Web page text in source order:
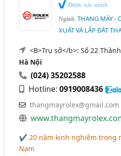
Được xác minh
Ngành:THANG MÁY -
XUẤT VÀ LẮP ĐẶT
<B>Trụ sở</b>: Số 22
Hà Nội
(024) 35202588
Hotline:0919008436
thangmayrolex@gmail.com
✔ 20 năm kinh nghiệm trong
Nam